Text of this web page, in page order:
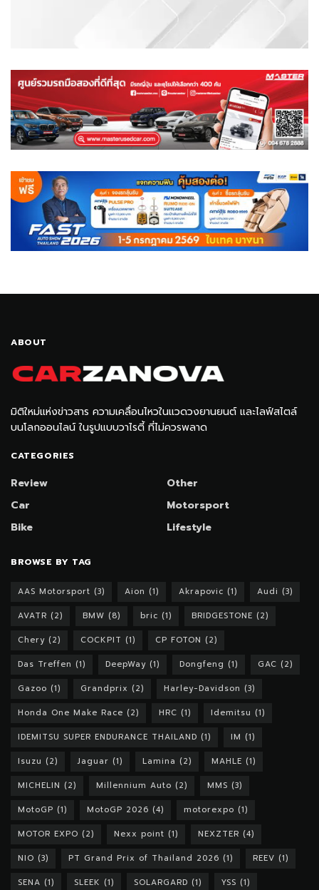
ABOUT
มิติใหม่แห่งข่าวสาร ความเคลื่อนไหวในแวดวงยานยนต์ และไลฟ์สไตล์
บนโลกออนไลน์ ในรูปแบบวาไรตี้ ที่ไม่ควรพลาด
CATEGORIES
Review
Car
Bike
Other
Motorsport
Lifestyle
BROWSE BY TAG
AAS Motorsport (3) Aion (1) Akrapovic (1) Audi (3)
AVATR (2) BMW (8) bric (1) BRIDGESTONE (2)
Chery (2) COCKPIT (1) CP FOTON (2)
Das Treffen (1) DeepWay (1) Dongfeng (1) GAC (2)
Gazoo (1) Grandprix (2) Harley-Davidson (3)
Honda One Make Race (2) HRC (1) Idemitsu (1)
IDEMITSU SUPER ENDURANCE THAILAND (1) IM (1)
Isuzu (2) Jaguar (1) Lamina (2) MAHLE (1)
MICHELIN (2) Millennium Auto (2) MMS (3)
MotoGP (1) MotoGP 2026 (4) motorexpo (1)
MOTOR EXPO (2) Nexx point (1) NEXZTER (4)
NIO (3) PT Grand Prix of Thailand 2026 (1) REEV (1)
SENA (1) SLEEK (1) SOLARGARD (1) YSS (1)